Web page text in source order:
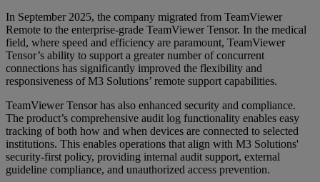
In September 2025, the company migrated from TeamViewer
Remote to the enterprise-grade TeamViewer Tensor. In the medical
field, where speed and efficiency are paramount, TeamViewer
Tensor’s ability to support a greater number of concurrent
connections has significantly improved the flexibility and
responsiveness of M3 Solutions’ remote support capabilities.
TeamViewer Tensor has also enhanced security and compliance.
The product’s comprehensive audit log functionality enables easy
tracking of both how and when devices are connected to selected
institutions. This enables operations that align with M3 Solutions'
security-first policy, providing internal audit support, external
guideline compliance, and unauthorized access prevention.